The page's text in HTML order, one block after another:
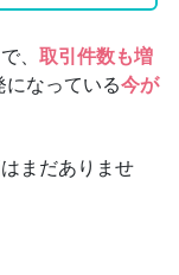
で、 取引件数も増
になっている今が
まだありませ